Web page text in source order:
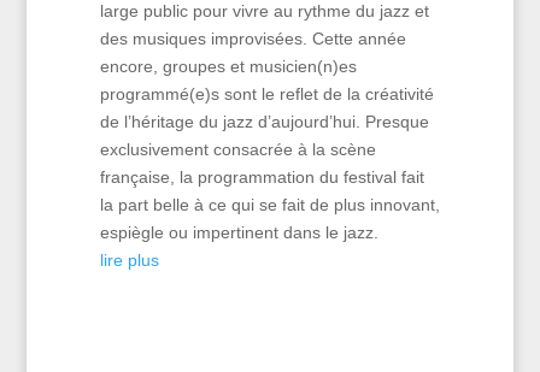
large public pour vivre au rythme du jazz et
des musiques improvisées. Cette année
encore, groupes et musicien(n)es
programmé(e)s sont le reflet de la créativité
de l’héritage du jazz d’aujourd’hui. Presque
exclusivement consacrée à la scène
française, la programmation du festival fait
la part belle à ce qui se fait de plus innovant,
espiègle ou impertinent dans le jazz.
lire plus